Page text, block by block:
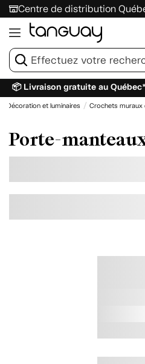
Centre de distribution
📦 Livraison gratuite au
Décoration et luminaires Crochets
Porte-